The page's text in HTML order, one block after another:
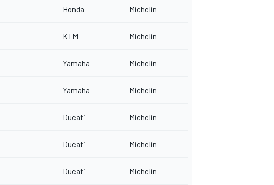
Honda Michelin
KTM Michelin
Yamaha Michelin
Yamaha Michelin
Ducati Michelin
Ducati Michelin
Ducati Michelin